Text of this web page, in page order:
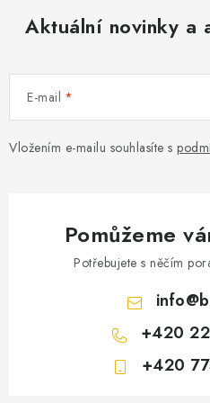
Aktuální novinky a
E-mail
Vložením e-mailu souhlasíte s
Pomůžeme
Potřebujete s něčím
info@
+420
+420